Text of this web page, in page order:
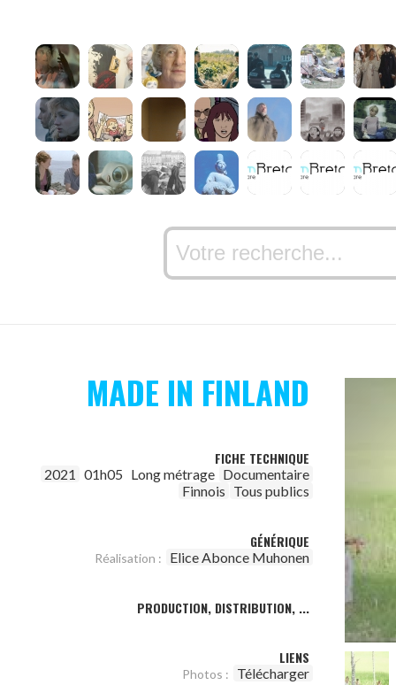
MADE IN FINLAND
FICHE TECHNIQUE
2021 01h05 Long métrage Documentaire
Finnois Tous publics
GÉNÉRIQUE
Réalisation : Elice Abonce Muhonen
PRODUCTION, DISTRIBUTION, ...
LIENS
Photos : Télécharger